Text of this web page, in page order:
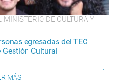
MINISTERIO DE CULTURA Y
egresadas del TEC
Cultural
MÁS